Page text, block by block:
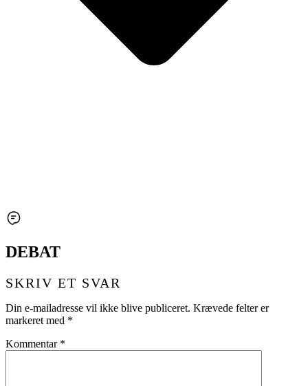
DEBAT
SKRIV ET SVAR
Din e-mailadresse vil ikke blive publiceret. Krævede felter er
markeret med *
Kommentar *